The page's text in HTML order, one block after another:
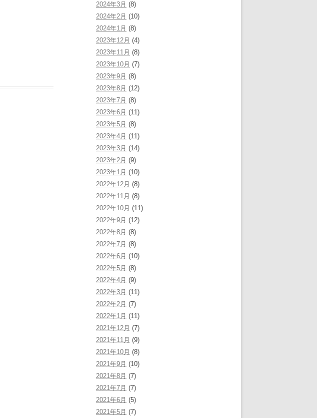
2024年3月 (8)
2024年2月 (10)
2024年1月 (8)
2023年12月 (4)
2023年11月 (8)
2023年10月 (7)
2023年9月 (8)
2023年8月 (12)
2023年7月 (8)
2023年6月 (11)
2023年5月 (8)
2023年4月 (11)
2023年3月 (14)
2023年2月 (9)
2023年1月 (10)
2022年12月 (8)
2022年11月 (8)
2022年10月 (11)
2022年9月 (12)
2022年8月 (8)
2022年7月 (8)
2022年6月 (10)
2022年5月 (8)
2022年4月 (9)
2022年3月 (11)
2022年2月 (7)
2022年1月 (11)
2021年12月 (7)
2021年11月 (9)
2021年10月 (8)
2021年9月 (10)
2021年8月 (7)
2021年7月 (7)
2021年6月 (5)
2021年5月 (7)